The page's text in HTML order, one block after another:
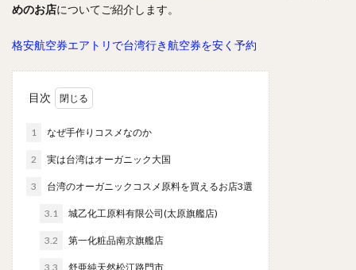
めのお店についてご紹介します。
格安航空券エアトリで台湾行き航空券を安く予約
目次
1 なぜ手作りコスメなのか
2 実は台湾はオーガニック大国
3 台湾のオーガニックコスメ原料を買えるお店3選
3.1 城乙化工原料有限公司(太原旗艦店)
3.2 第一化粧品南京旗艦店
3.3 舒亜純天然松江路門市